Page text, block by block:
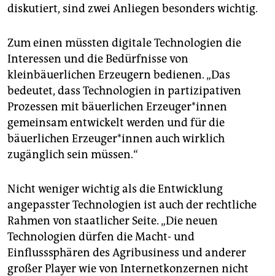
diskutiert, sind zwei Anliegen besonders wichtig.
Zum einen müssten digitale Technologien die
Interessen und die Bedürfnisse von
kleinbäuerlichen Erzeugern bedienen. „Das
bedeutet, dass Technologien in partizipativen
Prozessen mit bäuerlichen Erzeuger*innen
gemeinsam entwickelt werden und für die
bäuerlichen Erzeuger*innen auch wirklich
zugänglich sein müssen.“
Nicht weniger wichtig als die Entwicklung
angepasster Technologien ist auch der rechtliche
Rahmen von staatlicher Seite. „Die neuen
Technologien dürfen die Macht- und
Einflusssphären des Agribusiness und anderer
großer Player wie von Internetkonzernen nicht